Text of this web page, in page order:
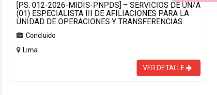
[P.S. 012-2026-MIDIS-PNPDS] – SERVICIOS DE UN/A
(01) ESPECIALISTA III DE AFILIACIONES PARA LA
UNIDAD DE OPERACIONES Y TRANSFERENCIAS
Concluido
Lima
VER DETALLE